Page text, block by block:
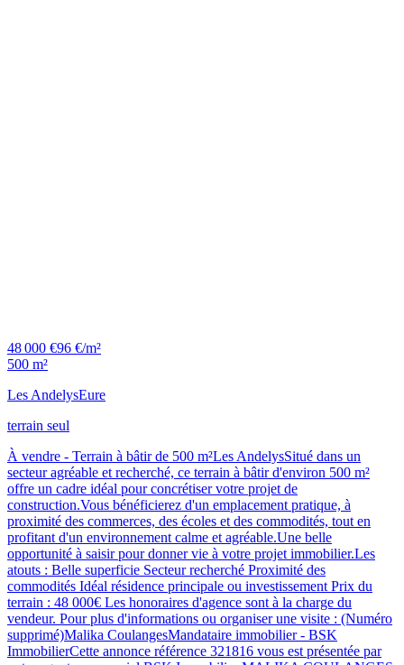
48 000 €96 €/m²
500 m²
Les AndelysEure
terrain seul
À vendre - Terrain à bâtir de 500 m²Les AndelysSitué dans un
secteur agréable et recherché, ce terrain à bâtir d'environ 500 m²
offre un cadre idéal pour concrétiser votre projet de
construction.Vous bénéficierez d'un emplacement pratique, à
proximité des commerces, des écoles et des commodités, tout en
profitant d'un environnement calme et agréable.Une belle
opportunité à saisir pour donner vie à votre projet immobilier.Les
atouts : Belle superficie Secteur recherché Proximité des
commodités Idéal résidence principale ou investissement Prix du
terrain : 48 000€ Les honoraires d'agence sont à la charge du
vendeur. Pour plus d'informations ou organiser une visite : (Numéro
supprimé)Malika CoulangesMandataire immobilier - BSK
ImmobilierCette annonce référence 321816 vous est présentée par